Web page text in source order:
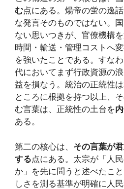
む点にある。煬帝の蛍の逸
な発言そのものではない。
ない思いつきが、官僚機構
時間・輸送・管理コストへ
を強いたことである。すな
代においてまず行政資源の
益を損なう。統治の正統性
ところに根拠を持つ以上、
む言葉は、正統性の土台を
ある。
第二の核心は、 その言葉が
する点にある。太宗が「人
か」を先に問うと述べたこ
しさを測る基準が明確に人